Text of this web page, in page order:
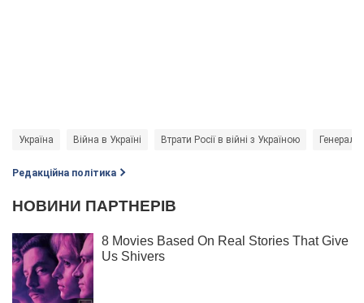
Україна Війна в Україні Втрати Росії в війні з Україною
Редакційна політика